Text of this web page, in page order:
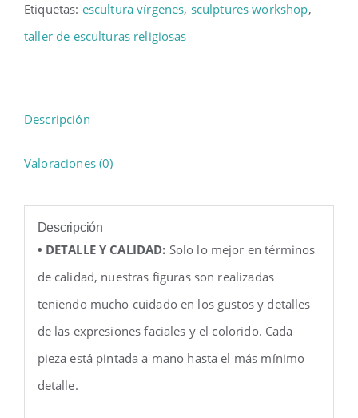
Etiquetas: escultura vírgenes, sculptures workshop,
taller de esculturas religiosas
Descripción
Valoraciones (0)
Descripción
• DETALLE Y CALIDAD: Solo lo mejor en términos
de calidad, nuestras figuras son realizadas
teniendo mucho cuidado en los gustos y detalles
de las expresiones faciales y el colorido. Cada
pieza está pintada a mano hasta el más mínimo
detalle.